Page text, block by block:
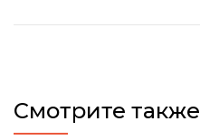
Смотрите также